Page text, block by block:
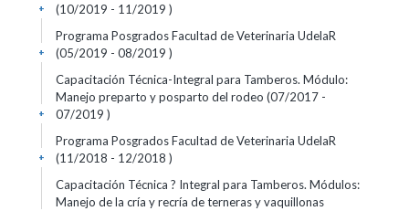
(10/2019 - 11/2019 )
+
Programa Posgrados Facultad de Veterinaria UdelaR
(05/2019 - 08/2019 )
+
Capacitación Técnica-Integral para Tamberos. Módulo:
Manejo preparto y posparto del rodeo (07/2017 -
07/2019 )
+
Programa Posgrados Facultad de Veterinaria UdelaR
(11/2018 - 12/2018 )
+
Capacitación Técnica ? Integral para Tamberos. Módulos:
Manejo de la cría y recría de terneras y vaquillonas